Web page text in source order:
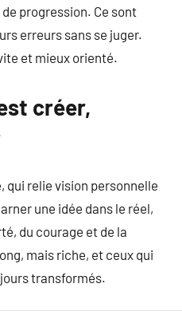
progression. Ce sont
erreurs sans se juger.
et mieux orienté.
créer,
qui relie vision personnelle
une idée dans le réel,
du courage et de la
mais riche, et ceux qui
transformés.